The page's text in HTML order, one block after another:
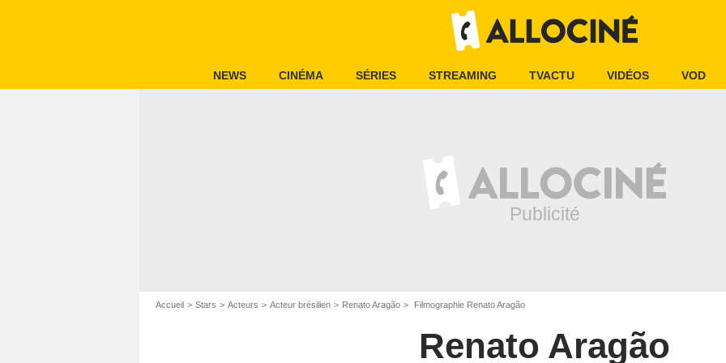
NEWS CINÉMA SÉRIES STREAMING TVACTU VIDÉOS VOD
Accueil Stars Acteurs Acteur brésilien Renato Aragão Filmographie Renato Aragão
Renato Aragão